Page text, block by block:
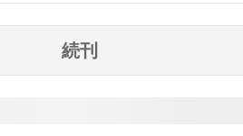
続刊